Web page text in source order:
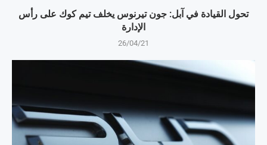
تحول القيادة في آبل: جون تيرنوس يخلف تيم كوك على رأس
الإدارة
26/04/21